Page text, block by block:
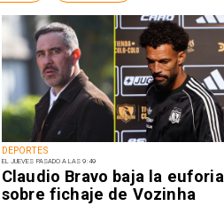
DEPORTES
EL JUEVES PASADO A LAS 9:49
Claudio Bravo baja la euforia
sobre fichaje de Vozinha